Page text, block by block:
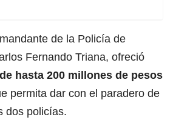
de la Policía de
Fernando Triana, ofreció
hasta 200 millones de pesos
permita dar con el paradero de
dos policías.